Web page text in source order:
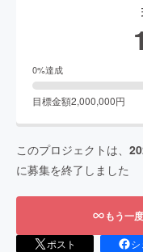
0%達成
目標金額2,000,000円
このプロジェクトは、
に募集を終了しました
もう一
ポスト